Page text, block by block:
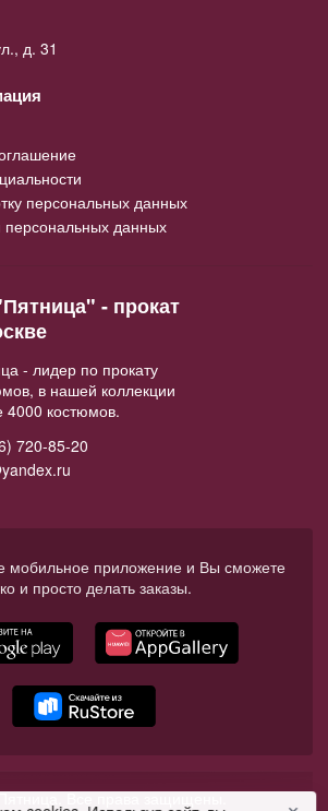
д. 31
персональных данных
персональных данных
- прокат
- лидер по прокату
в нашей коллекции
4000 костюмов.
720-85-20
мобильное приложение и Вы сможете
и просто делать заказы.
Все права защищены.